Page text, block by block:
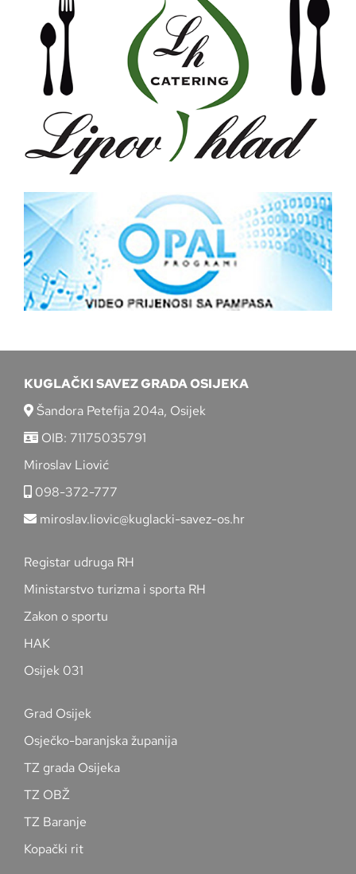
KUGLAČKI SAVEZ GRADA OSIJEKA
Šandora Petefija 204a, Osijek
OIB: 71175035791
Miroslav Liović
098-372-777
miroslav.liovic@kuglacki-savez-os.hr
Registar udruga RH
Ministarstvo turizma i sporta RH
Zakon o sportu
HAK
Osijek 031
Grad Osijek
Osječko-baranjska županija
TZ grada Osijeka
TZ OBŽ
TZ Baranje
Kopački rit